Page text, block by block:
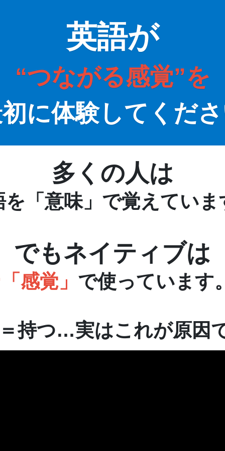
英語が
“つながる感覚”を
に体験してくだ
多くの人は
を「意味」で覚えていま
でもネイティブは
感覚」 で使っています
持つ…実はこれが原因